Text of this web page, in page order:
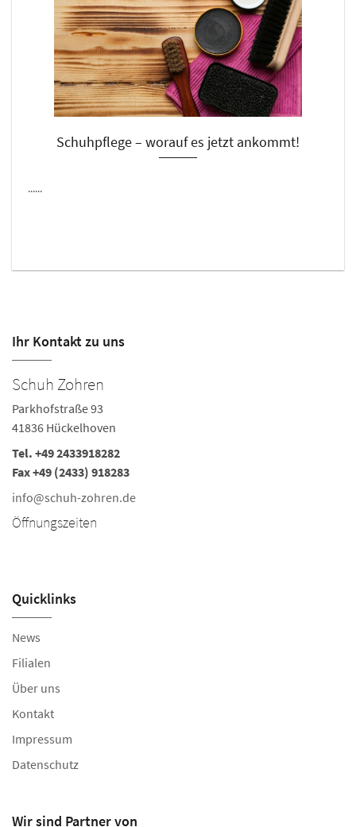
Schuhpflege – worauf es jetzt ankommt!
......
Ihr Kontakt zu uns
Schuh Zohren
Parkhofstraße 93
41836 Hückelhoven
Tel. +49 2433918282
Fax +49 (2433) 918283
info@schuh-zohren.de
Öffnungszeiten
Quicklinks
News
Filialen
Über uns
Kontakt
Impressum
Datenschutz
Wir sind Partner von